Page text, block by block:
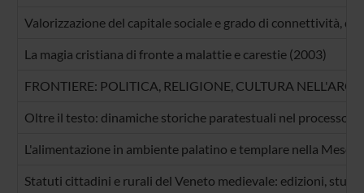
Valorizzazione del capitale sociale e grado di connettività,
La magia cristiana di fronte a malattie e carestie (2003)
FRONTIERE: POLITICA, RELIGIONE, CULTURA
Oltre il testo: dinamiche storiche paratestuali nel processo
L'alimentazione in ambiente palatino e templare nella
Statuti cittadini e rurali del Veneto medievale: edizioni,